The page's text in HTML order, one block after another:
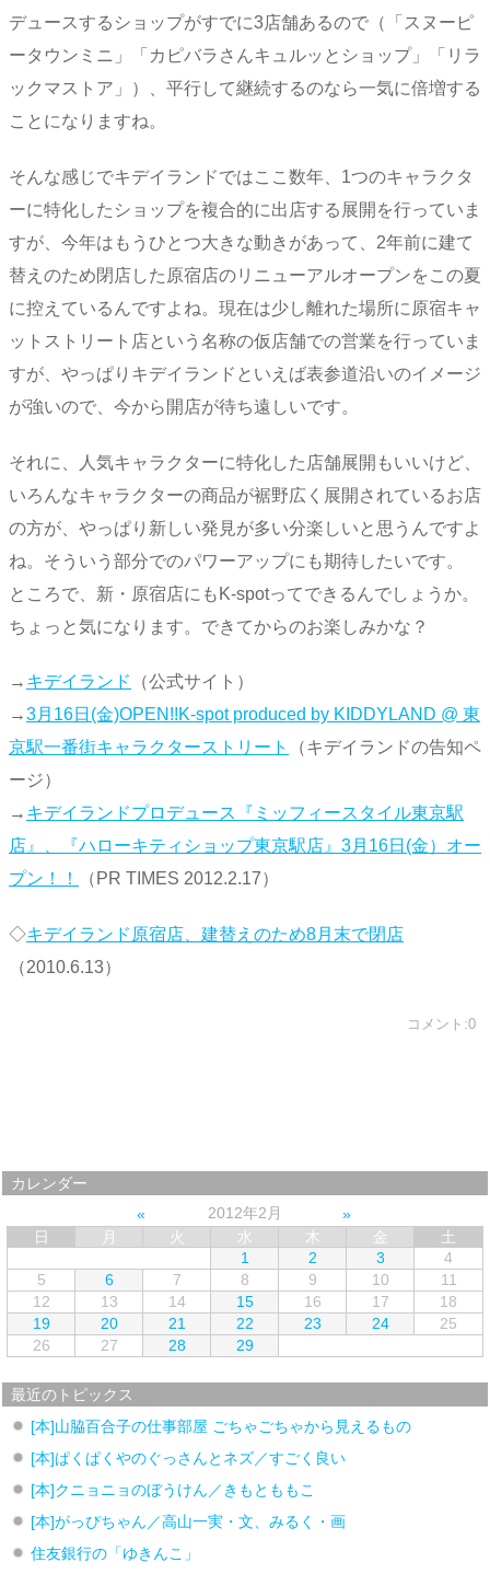
デュースするショップがすでに3店舗あるので（「スヌーピ
ータウンミニ」「カピバラさんキュルッとショップ」「リラ
ックマストア」）、平行して継続するのなら一気に倍増する
ことになりますね。
そんな感じでキデイランドではここ数年、1つのキャラクタ
ーに特化したショップを複合的に出店する展開を行っていま
すが、今年はもうひとつ大きな動きがあって、2年前に建て
替えのため閉店した原宿店のリニューアルオープンをこの夏
に控えているんですよね。現在は少し離れた場所に原宿キャ
ットストリート店という名称の仮店舗での営業を行っていま
すが、やっぱりキデイランドといえば表参道沿いのイメージ
が強いので、今から開店が待ち遠しいです。
それに、人気キャラクターに特化した店舗展開もいいけど、
いろんなキャラクターの商品が裾野広く展開されているお店
の方が、やっぱり新しい発見が多い分楽しいと思うんですよ
ね。そういう部分でのパワーアップにも期待したいです。
ところで、新・原宿店にもK-spotってできるんでしょうか。
ちょっと気になります。できてからのお楽しみかな？
→ キデイランド
（公式サイト）
→3月16日(金)OPEN!!K-spot produced by KIDDYLAND @ 東
京駅一番街キャラクターストリート
（キデイランドの告知ペ
ージ）
→ キデイランドプロデュース『ミッフィースタイル東京駅
店』、『ハローキティショップ東京駅店』3月16日(金）オー
プン！！
（PR TIMES 2012.2.17）
◇キデイランド原宿店、建替えのため8月末で閉店
（2010.6.13）
コメント:0
カレンダー
2012年2月
日
月 火 水 木 金
土
1
2 3
4
5
6 7 8 9 10
11
12
13 14 15 16 17
18
19
20 21 22 23 24
25
26
27 28 29
最近のトピックス
[本]山脇百合子の仕事部屋 ごちゃごちゃから見えるもの
[本]ぱくぱくやのぐっさんとネズ／すごく良い
[本]クニョニョのぼうけん／きもとももこ
[本]がっぴちゃん／高山一実・文、みるく・画
住友銀行の「ゆきんこ」